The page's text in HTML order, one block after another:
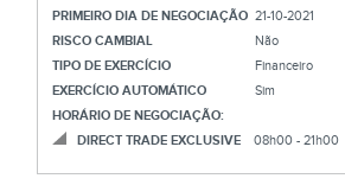
PRIMEIRO DIA DE NEGOCIAÇÃO 21-10-2021
RISCO CAMBIAL
Não
TIPO DE EXERCÍCIO
Financeiro
EXERCÍCIO AUTOMÁTICO
Sim
HORÁRIO DE NEGOCIAÇÃO:
DIRECT TRADE EXCLUSIVE
08h00 - 21h00